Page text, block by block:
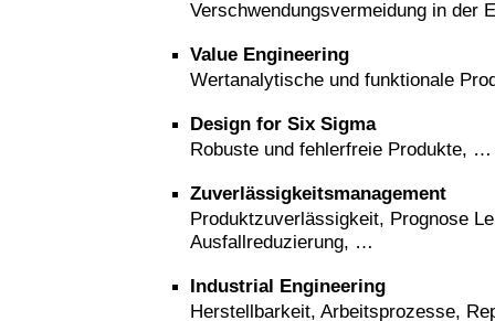
Verschwendungsvermeidung in der
Value Engineering
Wertanalytische und funktionale
Design for Six Sigma
Robuste und fehlerfreie Produkte, …
Zuverlässigkeitsmanagement
Produktzuverlässigkeit, Prognose
Ausfallreduzierung, …
Industrial Engineering
Herstellbarkeit, Arbeitsprozesse,